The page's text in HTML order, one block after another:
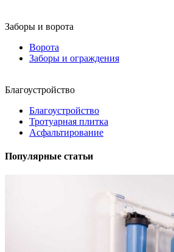
Заборы и ворота
Ворота
Заборы и ограждения
Благоустройство
Благоустройство
Тротуарная плитка
Асфальтирование
Популярные статьи